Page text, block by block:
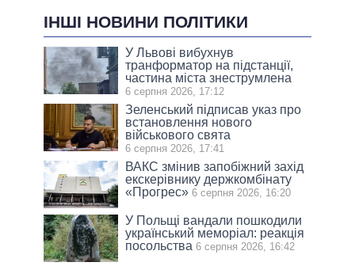
ІНШІ НОВИНИ ПОЛІТИКИ
У Львові вибухнув
транформатор на підстанції,
частина міста знеструмлена
6 серпня 2026, 17:12
Зеленський підписав указ про
встановлення нового
військового свята
6 серпня 2026, 17:41
ВАКС змінив запобіжний захід
екскерівнику держкомбінату
«Прогрес» 6 серпня 2026, 16:20
У Польщі вандали пошкодили
український меморіал: реакція
посольства 6 серпня 2026, 16:42